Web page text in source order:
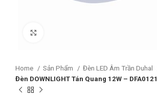
Home Sản Phẩm
Đèn LED Âm Trần Duhal
Đèn DOWNLIGHT Tán Quang 12W – DFA0121